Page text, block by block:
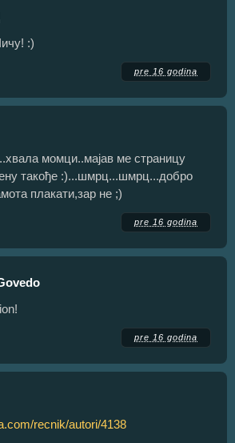
:)
pre 16 godina
момци..мајав ме страницу
такође :)...шмрц...шмрц...добро
плакати,зар не ;)
pre 16 godina
pre 16 godina
recnik/autori/4138